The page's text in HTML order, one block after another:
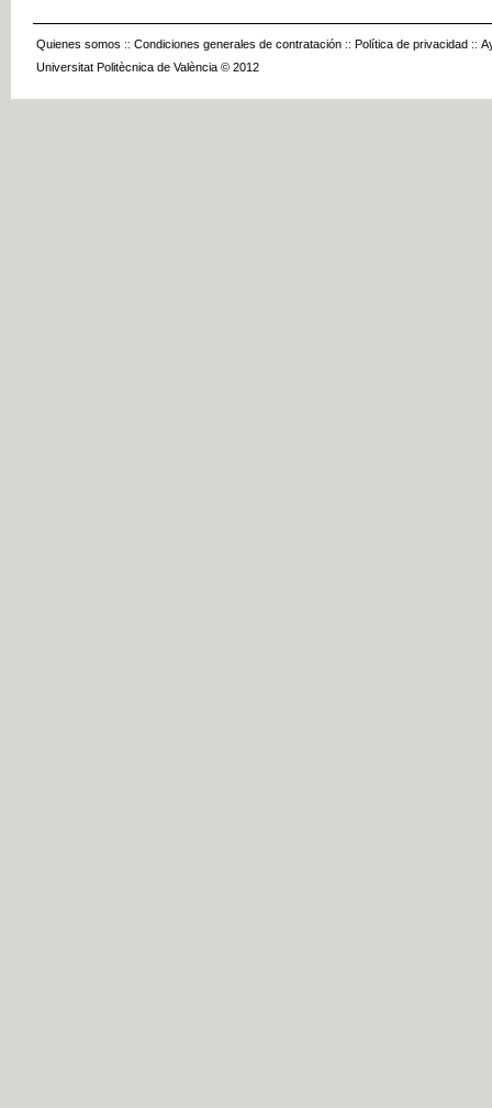
Quienes somos :: Condiciones generales de contratación :: Política de privacidad ::
Universitat Politècnica de València © 2012